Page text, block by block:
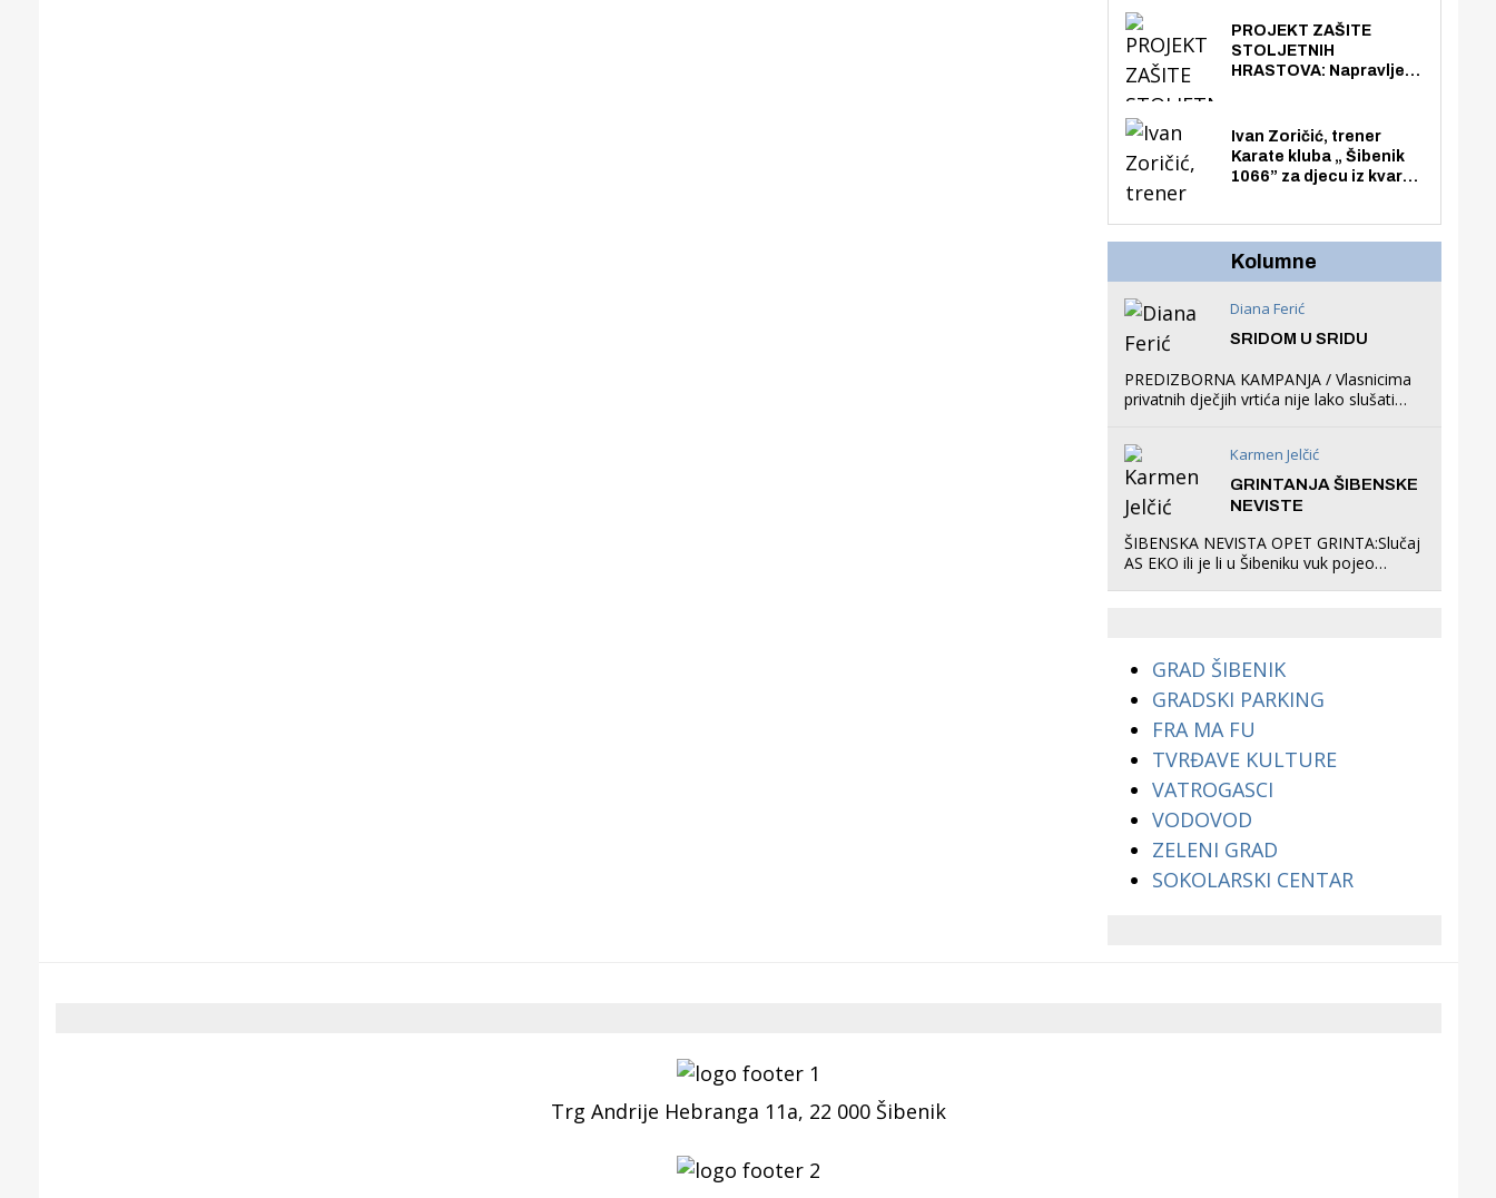
knjiga na kućnu adresu
električnim biciklom.
PROJEKT ZAŠITE
STOLJETNIH
HRASTOVA: Napravljen
Zmajevac
Ivan Zoričić, trener
Karate kluba „ Šibenik
1066” za djecu iz kvarta
organizirao dječje
Kolumne
Diana Ferić
SRIDOM U SRIDU
PREDIZBORNA KAMPANJA / Vlasnicima
privatnih dječjih vrtića nije lako slušati
što oni rade u Šibeniku ne postoji
Karmen Jelčić
GRINTANJA ŠIBENSKE
NEVISTE
ŠIBENSKA NEVISTA OPET GRINTA:Slučaj
AS EKO ili je li u Šibeniku vuk pojeo
GRAD ŠIBENIK
GRADSKI PARKING
FRA MA FU
TVRĐAVE KULTURE
VATROGASCI
VODOVOD
ZELENI GRAD
SOKOLARSKI CENTAR
Trg Andrije Hebranga 11a, 22 000 Šibenik